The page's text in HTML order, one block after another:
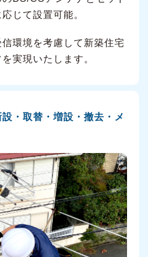
じて設置可能。
環境を考慮して新築住宅
実現いたします。
・取替・増設・撤去・メ